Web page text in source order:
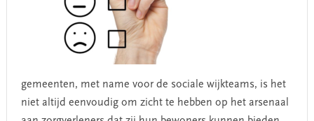
gemeenten, met name voor de sociale wijkteams, is het
niet altijd eenvoudig om zicht te hebben op het arsenaal